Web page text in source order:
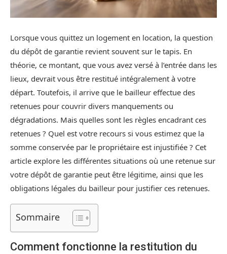
Lorsque vous quittez un logement en location, la question
du dépôt de garantie revient souvent sur le tapis. En
théorie, ce montant, que vous avez versé à l’entrée dans les
lieux, devrait vous être restitué intégralement à votre
départ. Toutefois, il arrive que le bailleur effectue des
retenues pour couvrir divers manquements ou
dégradations. Mais quelles sont les règles encadrant ces
retenues ? Quel est votre recours si vous estimez que la
somme conservée par le propriétaire est injustifiée ? Cet
article explore les différentes situations où une retenue sur
votre dépôt de garantie peut être légitime, ainsi que les
obligations légales du bailleur pour justifier ces retenues.
Sommaire
Comment fonctionne la restitution du